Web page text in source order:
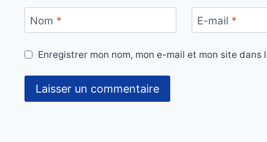
Nom * E-mail *
Enregistrer mon nom, mon e-mail et mon site